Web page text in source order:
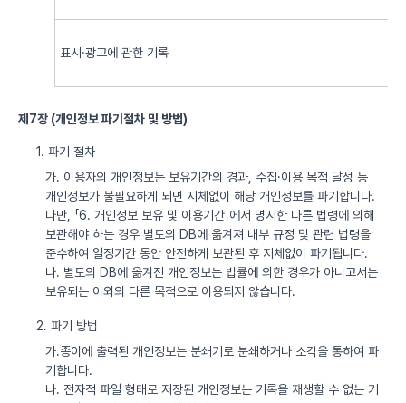
표시·광고에 관한 기록
제7장 (개인정보 파기절차 및 방법)
1. 파기 절차
가. 이용자의 개인정보는 보유기간의 경과, 수집·이용 목적 달성 등
개인정보가 불필요하게 되면 지체없이 해당 개인정보를 파기합니다.
다만, 「6. 개인정보 보유 및 이용기간」에서 명시한 다른 법령에 의해
보관해야 하는 경우 별도의 DB에 옮겨져 내부 규정 및 관련 법령을
준수하여 일정기간 동안 안전하게 보관된 후 지체없이 파기됩니다.
나. 별도의 DB에 옮겨진 개인정보는 법률에 의한 경우가 아니고서는
보유되는 이외의 다른 목적으로 이용되지 않습니다.
2. 파기 방법
가.종이에 출력된 개인정보는 분쇄기로 분쇄하거나 소각을 통하여 파
기합니다.
나. 전자적 파일 형태로 저장된 개인정보는 기록을 재생할 수 없는 기